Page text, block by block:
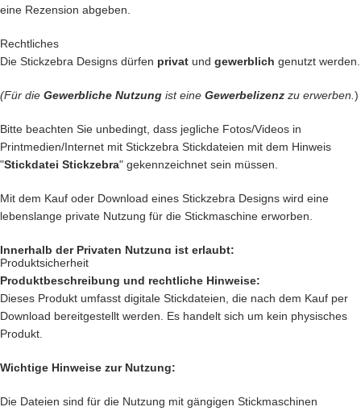
Also habe ich ein bisschen Weihnachtsmagie verstreut.
Man munkelt, es hat geglitzert.
Er ist bereits erschienen und vollständig abgeschlossen.
Kein tägliches Öffnen.
Kein Warten bis zum 1. Dezember.
Du bekommstalle 26 Motive direkt auf einmal
egal ob mitten im Sommer
oder mit Kerzenschein und Plätzchenduft.
Und jetzt hör gut zu.
Dich erwarten
mit genau der Mischung aus
eine Rezension abgeben.
Rechtliches
Die Stickzebra Designs dürfen privat und gewerblich genutzt werden.
(Für die Gewerbliche Nutzung ist eine Gewerbelizenz zu erwerben.)
Bitte beachten Sie unbedingt, dass jegliche Fotos/Videos in
Printmedien/Internet mit Stickzebra Stickdateien mit dem Hinweis
"Stickdatei Stickzebra" gekennzeichnet sein müssen.
Mit dem Kauf oder Download eines Stickzebra Designs wird eine
lebenslange private Nutzung für die Stickmaschine erworben.
Innerhalb der Privaten Nutzung ist erlaubt:
Private Nutzung auf einem Produkt, das mit einer Stickmaschine
hergestellt worden ist, oder ein Produkt, das mit einer Stickzebra
Stickdatei bestickt wurde.
Nutzung auf Produkten, die als Geschenk oder Spende dienen sollen.
Verkauf des Produkts, das mit einer Stickmaschine hergestellt worden
Produktsicherheit
Produktbeschreibung und rechtliche Hinweise:
Dieses Produkt umfasst digitale Stickdateien, die nach dem Kauf per
Download bereitgestellt werden. Es handelt sich um kein physisches
Produkt.
Wichtige Hinweise zur Nutzung:
Die Dateien sind für die Nutzung mit gängigen Stickmaschinen